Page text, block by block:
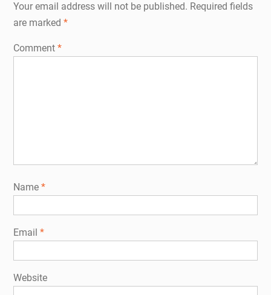
Your email address will not be published. Required fields
are marked *
Comment *
Name *
Email *
Website